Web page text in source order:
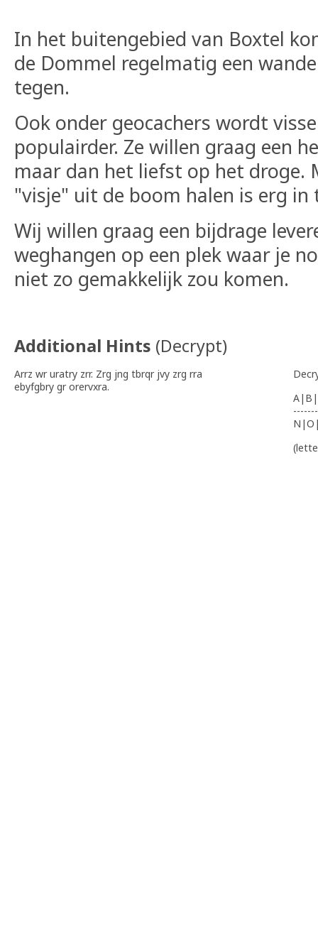
In het buitengebied van Boxtel
de Dommel regelmatig een
tegen.
Ook onder geocachers wordt
populairder. Ze willen graag een
maar dan het liefst op het droge.
"visje" uit de boom halen is erg in
Wij willen graag een bijdrage
weghangen op een plek waar je
niet zo gemakkelijk zou komen.
Additional Hints (Decrypt)
Arrz wr uratry zrr. Zrg jng tbrqr jvy zrg rra
ebyfgbry gr orervxra.